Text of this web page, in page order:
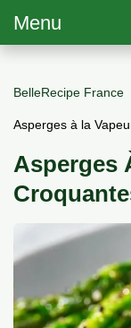
Menu
BelleRecipe France
Asperges à la
Asperges